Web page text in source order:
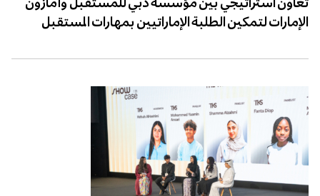
الإمارات لتمكين الطلبة الإماراتيين بمهارات المستقبل